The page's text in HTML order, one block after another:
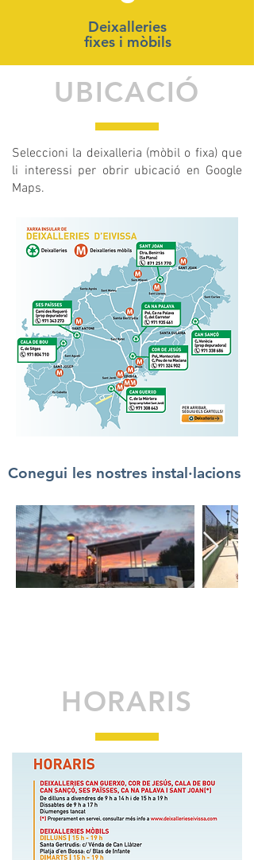
Deixalleries
fixes i mòbils
UBICACIÓ
Seleccioni la deixalleria (mòbil o fixa) que
li interessi per obrir ubicació en Google
Maps.
Conegui les nostres instal·lacions
HORARIS